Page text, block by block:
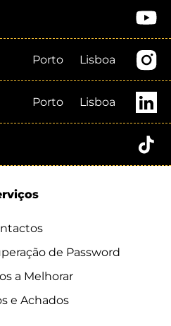
Porto Lisboa
Porto Lisboa
de Password
a Melhorar
e Achados